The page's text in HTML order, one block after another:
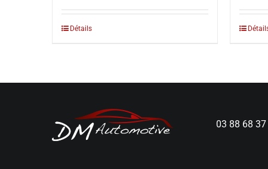
Détails
03 88 68